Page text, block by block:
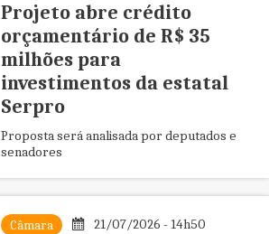
Projeto abre crédito
orçamentário de R$ 35
milhões para
investimentos da estatal
Serpro
Proposta será analisada por deputados e
senadores
Câmara 21/07/2026 - 14h50